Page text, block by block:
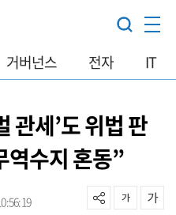
거버넌스 전자 IT
관세’도 위법 판
수지 혼동”